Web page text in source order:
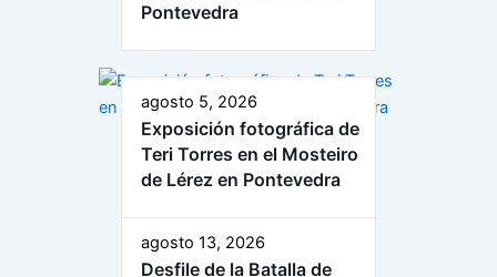
Pontevedra
agosto 5, 2026
Exposición fotográfica de
Teri Torres en el Mosteiro
de Lérez en Pontevedra
agosto 13, 2026
Desfile de la Batalla de